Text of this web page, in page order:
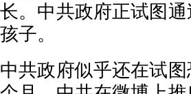
长。中共政府正试图
孩子。
中共政府似乎还在试